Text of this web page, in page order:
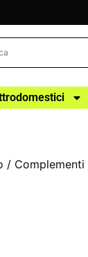
/ Complementi